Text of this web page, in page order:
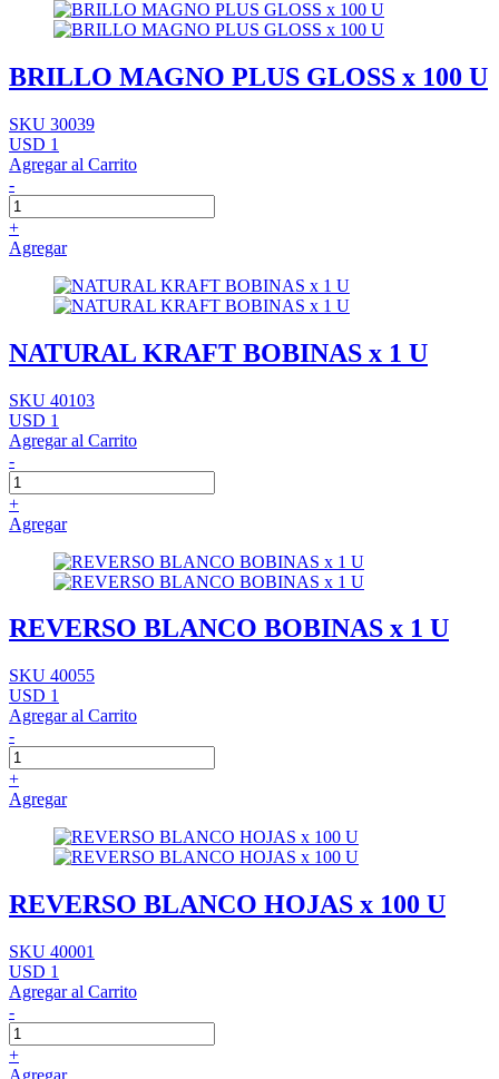
BRILLO MAGNO PLUS GLOSS x 100 U
SKU 30039
USD 1
Agregar al Carrito
-
+
Agregar
NATURAL KRAFT BOBINAS x 1 U
SKU 40103
USD 1
Agregar al Carrito
-
+
Agregar
REVERSO BLANCO BOBINAS x 1 U
SKU 40055
USD 1
Agregar al Carrito
-
+
Agregar
REVERSO BLANCO HOJAS x 100 U
SKU 40001
USD 1
Agregar al Carrito
-
+